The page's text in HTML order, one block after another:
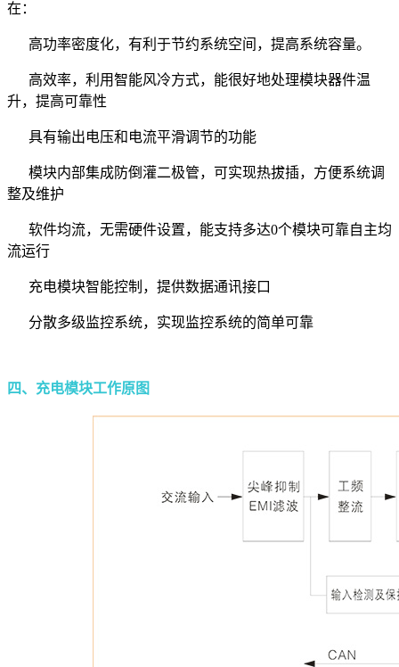
在：
高功率密度化，有利于节约系统空间，提高系统容量。
高效率，利用智能风冷方式，能很好地处理模块器件温
升，提高可靠性
具有输出电压和电流平滑调节的功能
模块内部集成防倒灌二极管，可实现热拔插，方便系统调
整及维护
软件均流，无需硬件设置，能支持多达0个模块可靠自主均
流运行
充电模块智能控制，提供数据通讯接口
分散多级监控系统，实现监控系统的简单可靠
四、充电模块工作原图